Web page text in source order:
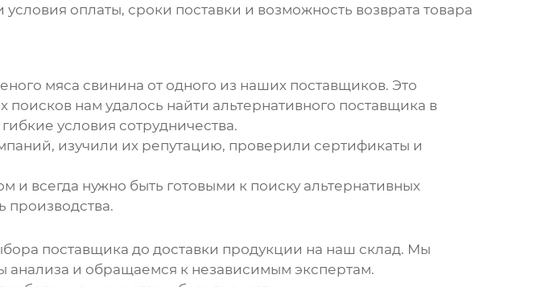
оплаты, сроки поставки и возможность возврата товара
мяса свинина от одного из наших поставщиков. Это
нам удалось найти альтернативного поставщика в
условия сотрудничества.
изучили их репутацию, проверили сертификаты и
и всегда нужно быть готовыми к поиску альтернативных
производства.
поставщика до доставки продукции на наш склад. Мы
и обращаемся к независимым экспертам.